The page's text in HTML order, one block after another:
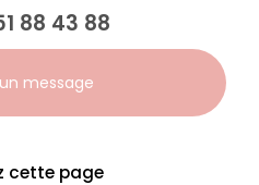
88 43 88
message
cette page